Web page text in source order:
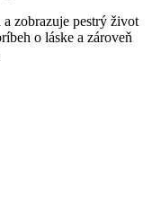
zobrazuje pestrý život
o láske a zároveň